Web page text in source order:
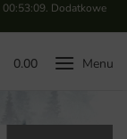
00:53:09. Dodatkowe
0.00